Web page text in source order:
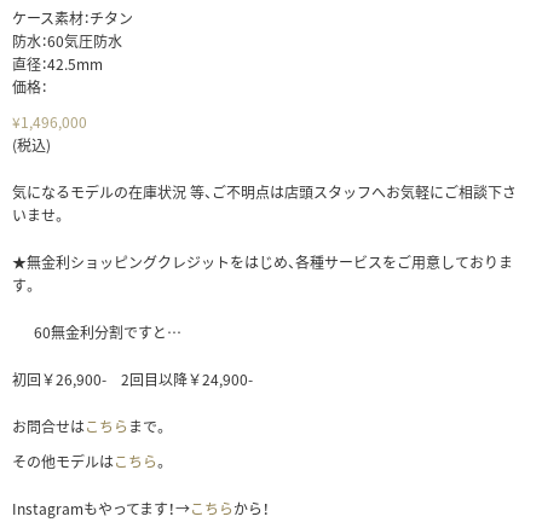
ケース素材：チタン
防水：60気圧防水
直径：42.5mm
価格：
¥1,496,000
(税込)
気になるモデルの在庫状況 等、ご不明点は店頭スタッフへお気軽にご相談下さ
いませ。
★無金利ショッピングクレジットをはじめ、各種サービスをご用意しておりま
す。
60無金利分割ですと…
初回￥26,900- 2回目以降￥24,900-
お問合せはこちら まで。
その他モデルはこちら。
Instagramもやってます！→こちらから！